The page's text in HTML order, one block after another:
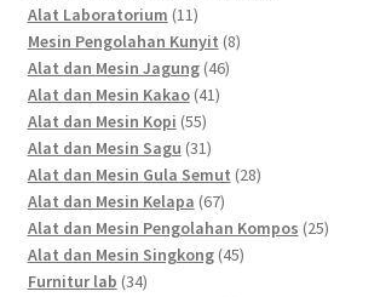
Alat Laboratorium 1111
products
Mesin Pengolahan Kunyit 88
Alat dan Mesin Jagung 4646
Alat dan Mesin Kakao 4141
Alat dan Mesin Kopi 5555
products
Alat dan Mesin Sagu 3131
products
Alat dan Mesin Gula Semut 2828
Alat dan Mesin Kelapa 6767
products
Alat dan Mesin Pengolahan Kompos 2525
Alat dan Mesin Singkong 4545
Furnitur lab 3434